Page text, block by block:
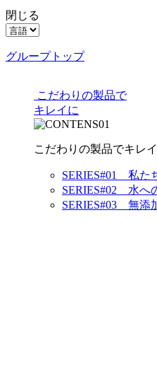
閉じる
グループトップ
こだわりの製品で
キレイに
こだわりの製品でキレ
SERIES#01 私た
SERIES#02 水へ
SERIES#03 無添